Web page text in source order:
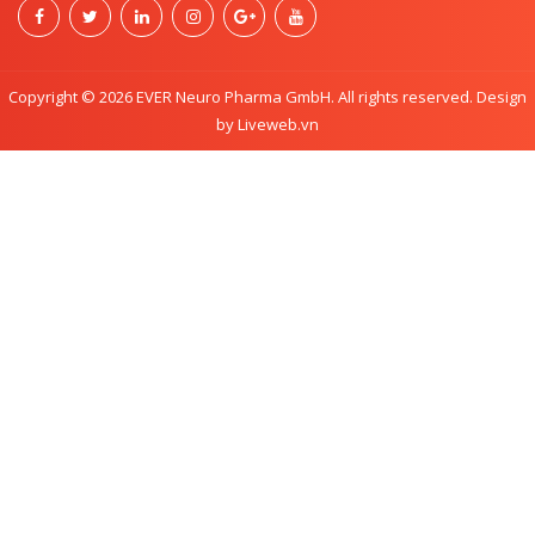
Copyright © 2026 EVER Neuro Pharma GmbH. All rights reserved. Design
by Liveweb.vn